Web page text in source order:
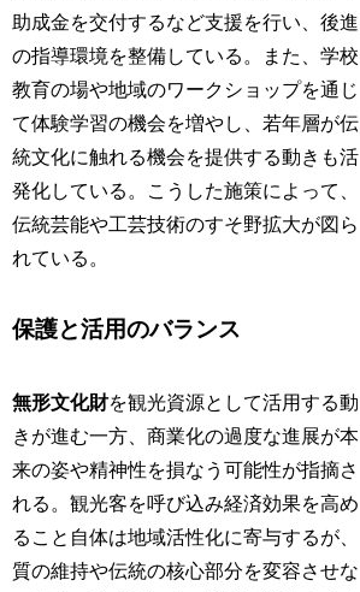
助成金を交付するなど支援を行い、後進
の指導環境を整備している。また、学校
教育の場や地域のワークショップを通じ
て体験学習の機会を増やし、若年層が伝
統文化に触れる機会を提供する動きも活
発化している。こうした施策によって、
伝統芸能や工芸技術のすそ野拡大が図ら
れている。
保護と活用のバランス
無形文化財を観光資源として活用する動
きが進む一方、商業化の過度な進展が本
来の姿や精神性を損なう可能性が指摘さ
れる。観光客を呼び込み経済効果を高め
ること自体は地域活性化に寄与するが、
質の維持や伝統の核心部分を変容させな